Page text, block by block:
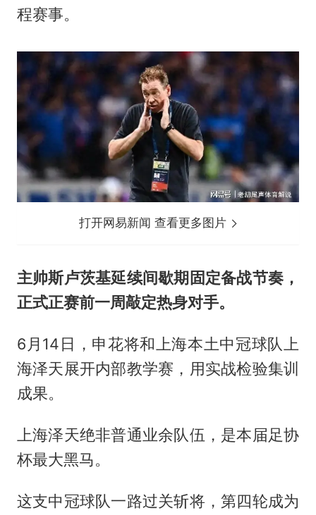
程赛事。
打开网易新闻 查看更多图片
主帅斯卢茨基延续间歇期固定备战节奏，
正式正赛前一周敲定热身对手。
6月14日，申花将和上海本土中冠球队上
海泽天展开内部教学赛，用实战检验集训
成果。
上海泽天绝非普通业余队伍，是本届足协
杯最大黑马。
这支中冠球队一路过关斩将，第四轮成为